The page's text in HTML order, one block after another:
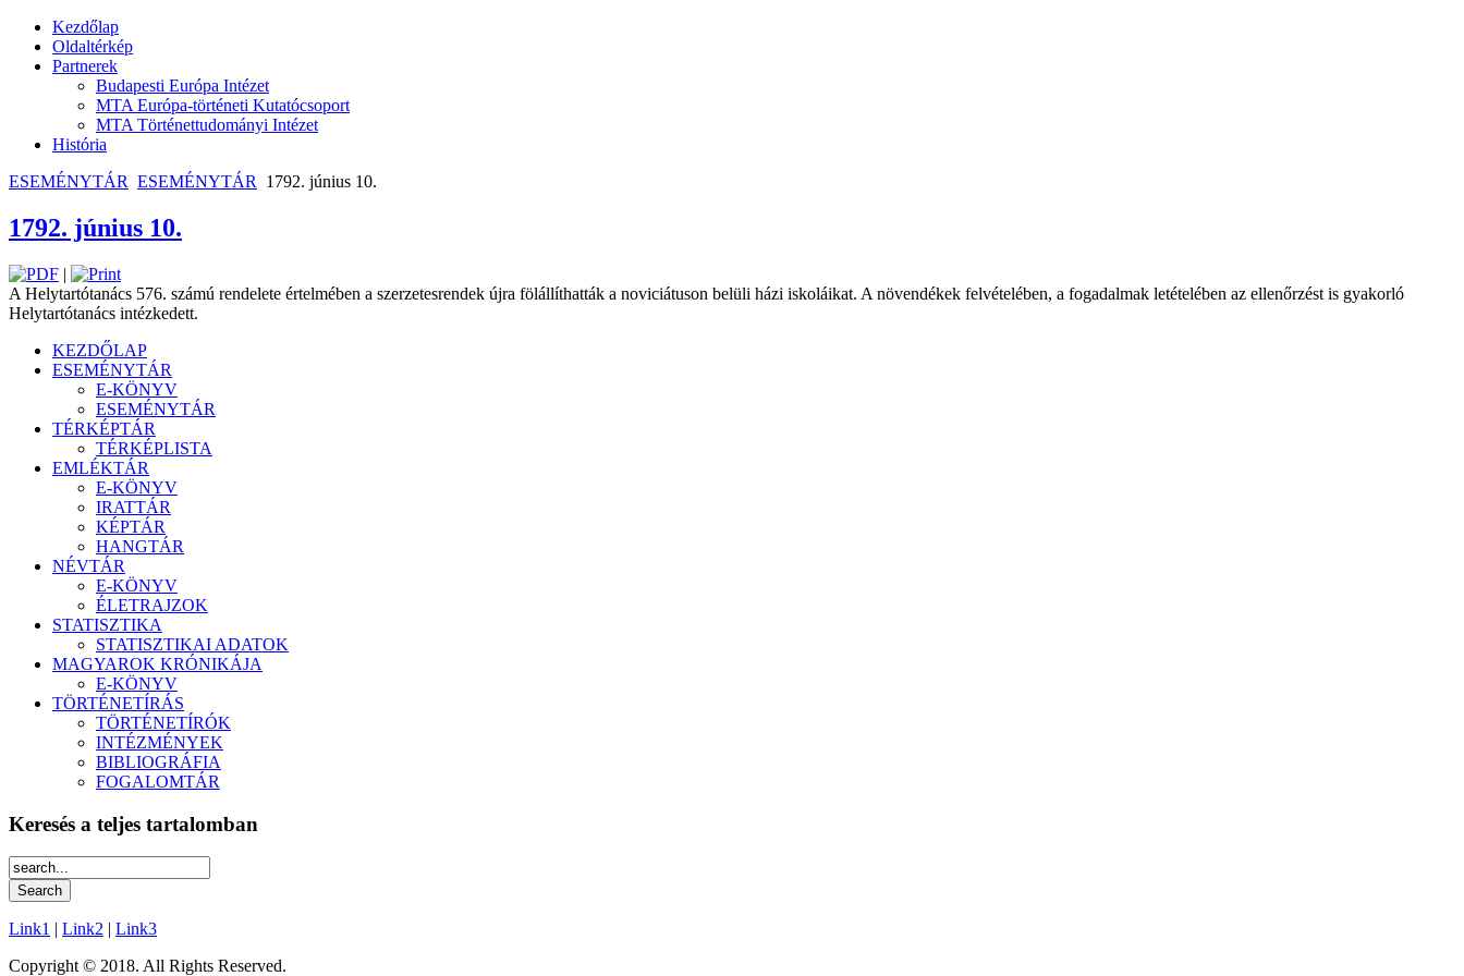
Kezdőlap
Oldaltérkép
Partnerek
Budapesti Európa Intézet
MTA Európa-történeti Kutatócsoport
MTA Történettudományi Intézet
História
ESEMÉNYTÁR ESEMÉNYTÁR 1792. június 10.
1792. június 10.
|
A Helytartótanács 576. számú rendelete értelmében a szerzetesrendek újra fölállíthatták a noviciátuson belüli házi iskoláikat. A növendékek felvételében, a fogadalmak letételében az ellenőrzést is gyakorló
Helytartótanács intézkedett.
KEZDŐLAP
ESEMÉNYTÁR
E-KÖNYV
ESEMÉNYTÁR
TÉRKÉPTÁR
TÉRKÉPLISTA
EMLÉKTÁR
E-KÖNYV
IRATTÁR
KÉPTÁR
HANGTÁR
NÉVTÁR
E-KÖNYV
ÉLETRAJZOK
STATISZTIKA
STATISZTIKAI ADATOK
MAGYAROK KRÓNIKÁJA
E-KÖNYV
TÖRTÉNETÍRÁS
TÖRTÉNETÍRÓK
INTÉZMÉNYEK
BIBLIOGRÁFIA
FOGALOMTÁR
Keresés a teljes tartalomban
Link1 | Link2 | Link3
Copyright © 2018. All Rights Reserved.